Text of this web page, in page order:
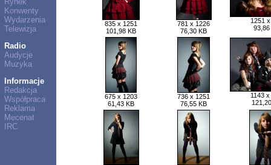
Konwenty
Wydarzenia
Telewizja
Radio
Audycje
Muzyka
Informacje
Redakcja
Współpraca
Reklama
Mecenat
IRC
835 x 1251
101,98 KB
781 x 1226
76,30 KB
1251
93,86
675 x 1203
61,43 KB
736 x 1251
76,55 KB
1143